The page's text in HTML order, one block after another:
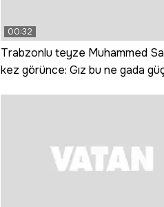
00:32
Trabzonlu teyze Muhammed
kez görünce: Gız bu ne gada